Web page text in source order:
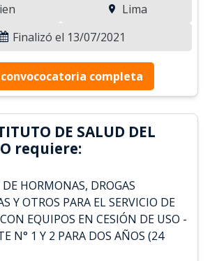
Lima
Finalizó el 13/07/2021
completa
DE SALUD DEL
requiere:
HORMONAS, DROGAS
Y OTROS PARA EL SERVICIO DE
EQUIPOS EN CESIÓN DE USO -
N° 1 Y 2 PARA DOS AÑOS (24